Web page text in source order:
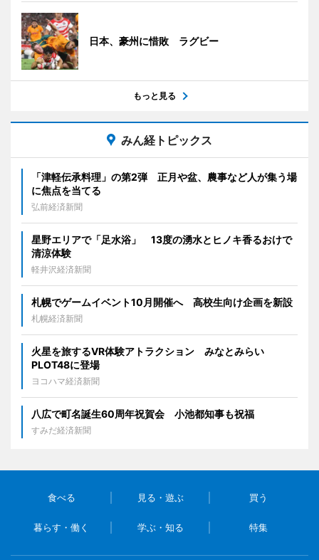
日本、豪州に惜敗 ラグビー
もっと見る
みん経トピックス
「津軽伝承料理」の第2弾 正月や盆、農事など人が集う場
に焦点を当てる
弘前経済新聞
星野エリアで「足水浴」 13度の湧水とヒノキ香るおけで
清涼体験
軽井沢経済新聞
札幌でゲームイベント10月開催へ 高校生向け企画を新設
札幌経済新聞
火星を旅するVR体験アトラクション みなとみらい
PLOT48に登場
ヨコハマ経済新聞
八広で町名誕生60周年祝賀会 小池都知事も祝福
すみだ経済新聞
食べる 見る・遊ぶ 買う
暮らす・働く 学ぶ・知る 特集